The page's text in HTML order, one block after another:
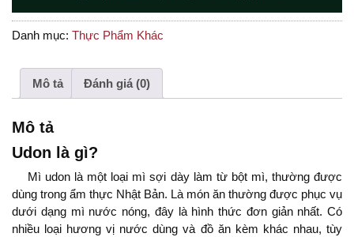
Danh mục: Thực Phẩm Khác
Mô tả Đánh giá (0)
Mô tả
Udon là gì?
Mì udon là một loại mì sợi dày làm từ bột mì, thường được
dùng trong ẩm thực Nhật Bản. Là món ăn thường được phục vụ
dưới dạng mì nước nóng, đây là hình thức đơn giản nhất. Có
nhiều loại hương vị nước dùng và đồ ăn kèm khác nhau, tùy